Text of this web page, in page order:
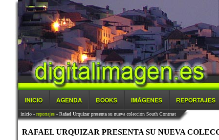
INICIO AGENDA BOOKS IMÁGENES REPORTAJES
inicio- reportajes- Rafael Urquizar presenta su nueva colección South Contrast
RAFAEL URQUIZAR PRESENTA SU NUEVA